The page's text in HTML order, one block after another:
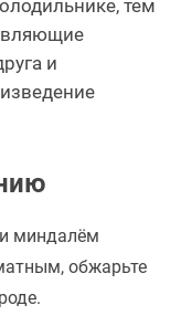
тем
и
миндалём
обжарьте